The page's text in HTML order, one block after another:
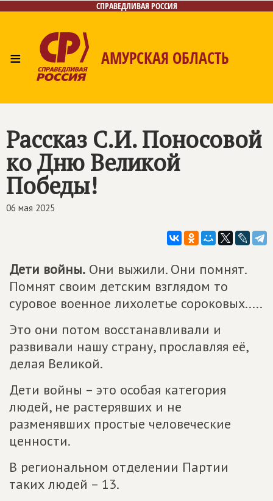
СПРАВЕДЛИВАЯ РОССИЯ
≡ АМУРСКАЯ ОБЛАСТЬ
Контакты
Рассказ С.И. Поносовой
ко Дню Великой
Победы!
06 мая 2025
Дети войны. Они выжили. Они помнят.
Помнят своим детским взглядом то
суровое военное лихолетье сороковых.....
Это они потом восстанавливали и
развивали нашу страну, прославляя её,
делая Великой.
Дети войны – это особая категория
людей, не растерявших и не
разменявших простые человеческие
ценности.
В региональном отделении Партии
таких людей – 13.